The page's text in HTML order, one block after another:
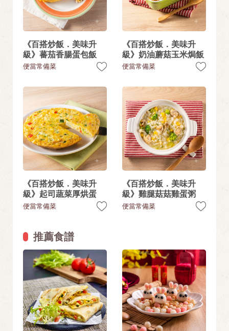
《百搭炒飯．美味升
級》蕃茄香腸蛋包飯
便當常備菜
《百搭炒飯．美味升
級》奶油蘑菇玉米焗飯
便當常備菜
《百搭炒飯．美味升
級》起司蔬菜厚烘蛋
便當常備菜
《百搭炒飯．美味升
級》雞腿菇菇雞蛋粥
便當常備菜
推薦食譜